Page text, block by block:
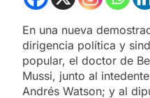
En una nueva
dirigencia política y
popular, el doctor de
Mussi, junto al
Andrés Watson; y al